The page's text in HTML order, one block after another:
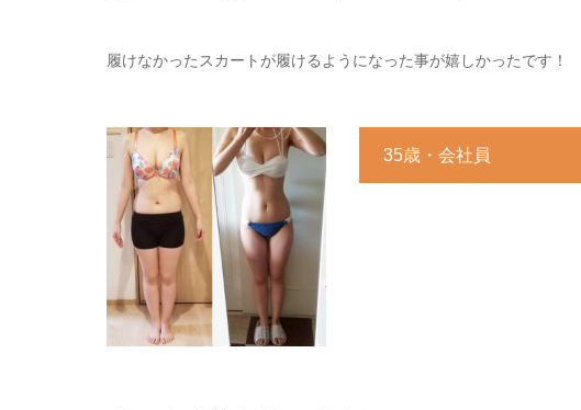
履けなかったスカートが履けるようになった事が嬉しかったです！
35歳・会社員